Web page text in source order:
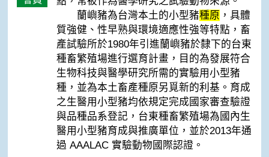
蘭嶼豬為台灣本土的小型豬種原 ，具體
質強健、性早熟與環境適應性強等特點，畜
產試驗所於1980年引進蘭嶼豬於隸下的台東
種畜繁殖場進行選育計畫，目的為發展符合
生物科技與醫學研究所需的實驗用小型豬
種，並為本土畜產種原另覓新的利基。育成
之生醫用小型豬均依規定完成國家審查驗證
與品種品系登記，台東種畜繁殖場為國內生
醫用小型豬育成與推廣單位，並於2013年通
過 AAALAC 實驗動物國際認證。